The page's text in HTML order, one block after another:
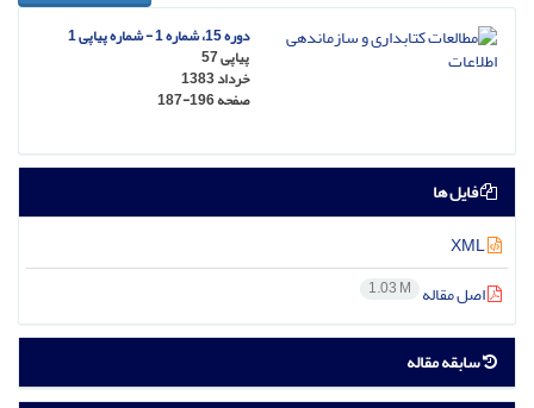
دوره 15، شماره 1 - شماره پیاپی 1
پیاپی 57
خرداد 1383
صفحه187-196
فایل ها
اصل مقاله 1.03 M
سابقه مقاله